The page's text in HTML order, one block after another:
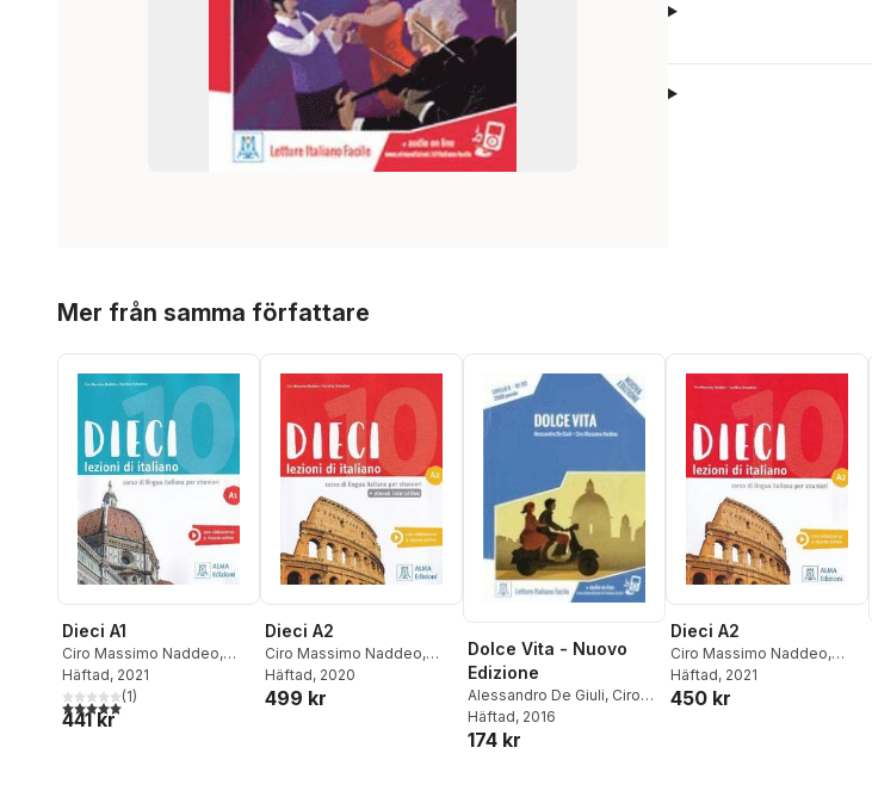
Mer från samma författare
Dieci A1
Ciro Massimo Naddeo,
Euridice Orlandino
Häftad, 2021
5,0utav 5 stjärnor. Totalt antal röster:
(1)
441 kr
Dieci A2
Ciro Massimo Naddeo,
Euridice Orlandino
Häftad, 2020
499 kr
Dolce Vita - Nuovo
Edizione
Alessandro De Giuli, Ciro
Massimo Naddeo
Häftad, 2016
174 kr
Dieci A2
Ciro Massimo Naddeo,
Euridice Orlandino
Häftad, 2021
450 kr